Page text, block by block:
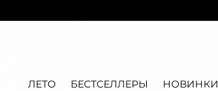
ЛЕТО БЕСТСЕЛЛЕРЫ НОВИНКИ